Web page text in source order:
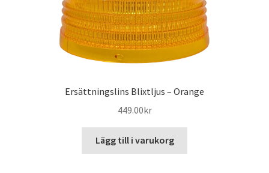
Ersättningslins Blixtljus – Orange
449.00kr
Lägg till i varukorg